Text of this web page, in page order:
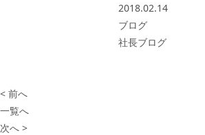
2018.02.14
ブログ
社長ブログ
< 前へ
一覧へ
次へ >